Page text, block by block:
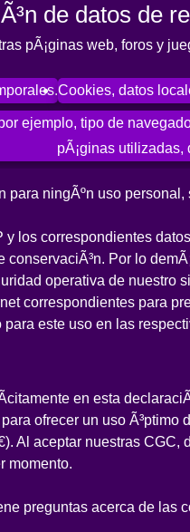
de datos de
pÃ¡ginas web, foros y
Cookies, datos
ejemplo, tipo de
pÃ¡ginas utilizadas,
para ningÃºn uso
los correspondientes
Por lo
operativa de nuestro
correspondientes para
este uso en las
en esta
ofrecer un uso
Al aceptar nuestras
momento.
preguntas acerca de